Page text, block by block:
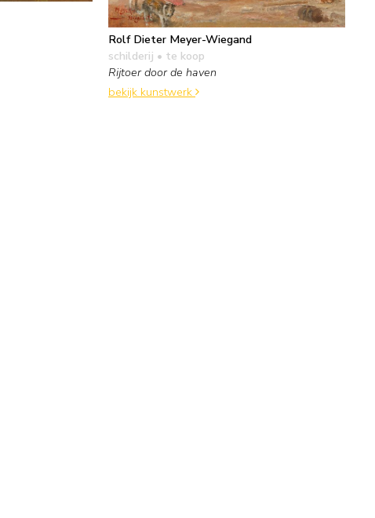
Rolf Dieter Meyer-Wiegand
schilderij • te koop
Rijtoer door de haven
bekijk kunstwerk